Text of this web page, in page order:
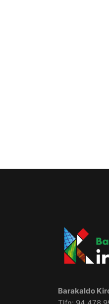
Barakaldo